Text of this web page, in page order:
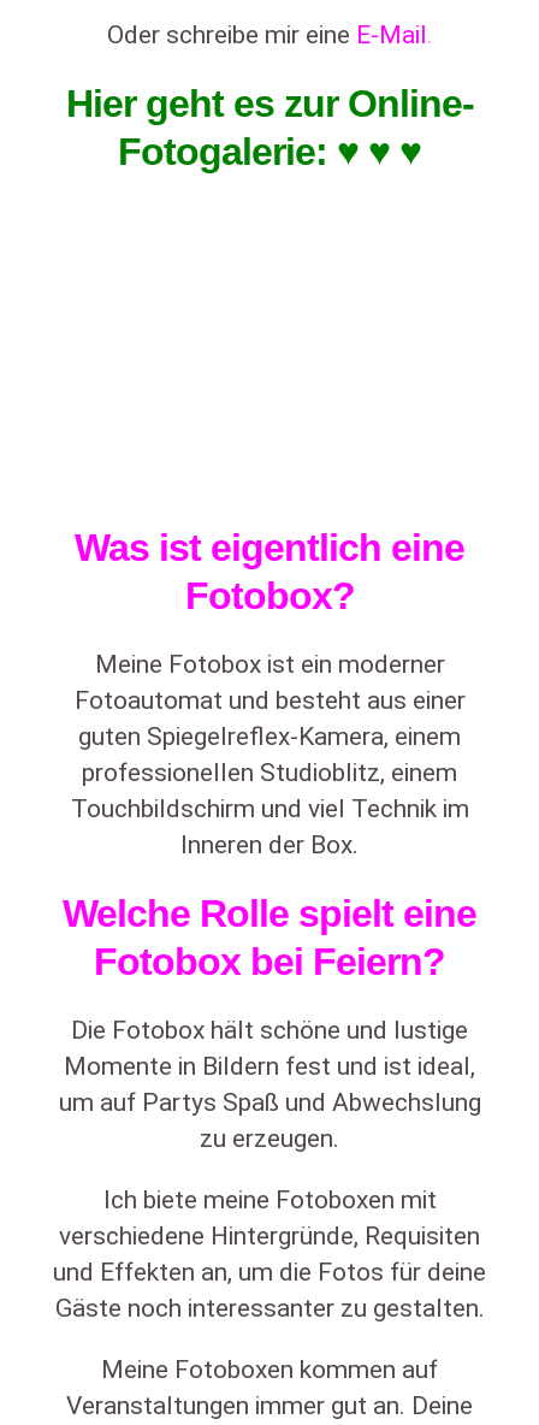
Oder schreibe mir eine E-Mail.
Hier geht es zur Online-
Fotogalerie: ♥ ♥ ♥
Was ist eigentlich eine
Fotobox?
Meine Fotobox ist ein moderner
Fotoautomat und besteht aus einer
guten Spiegelreflex-Kamera, einem
professionellen Studioblitz, einem
Touchbildschirm und viel Technik im
Inneren der Box.
Welche Rolle spielt eine
Fotobox bei Feiern?
Die Fotobox hält schöne und lustige
Momente in Bildern fest und ist ideal,
um auf Partys Spaß und Abwechslung
zu erzeugen.
Ich biete meine Fotoboxen mit
verschiedene Hintergründe, Requisiten
und Effekten an, um die Fotos für deine
Gäste noch interessanter zu gestalten.
Meine Fotoboxen kommen auf
Veranstaltungen immer gut an. Deine